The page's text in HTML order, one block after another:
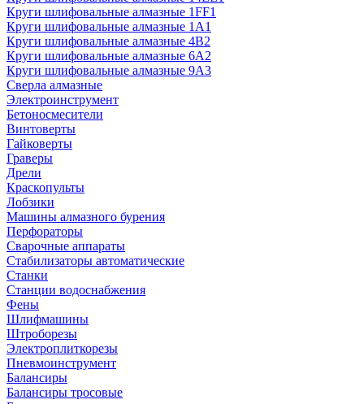
Круги шлифовальные алмазные 1FF1
Круги шлифовальные алмазные 1А1
Круги шлифовальные алмазные 4В2
Круги шлифовальные алмазные 6A2
Круги шлифовальные алмазные 9А3
Сверла алмазные
Электроинструмент
Бетоносмесители
Винтоверты
Гайковерты
Граверы
Дрели
Краскопульты
Лобзики
Машины алмазного бурения
Перфораторы
Сварочные аппараты
Стабилизаторы автоматические
Станки
Станции водоснабжения
Фены
Шлифмашины
Штроборезы
Электроплиткорезы
Пневмоинструмент
Балансиры
Балансиры тросовые